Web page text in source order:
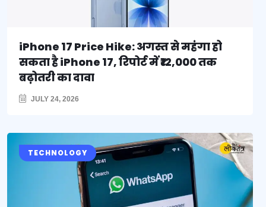
iPhone 17 Price Hike: अगस्त से महंगा हो
सकता है iPhone 17, रिपोर्ट में ₹12,000 तक
बढ़ोतरी का दावा
JULY 24, 2026
TECHNOLOGY